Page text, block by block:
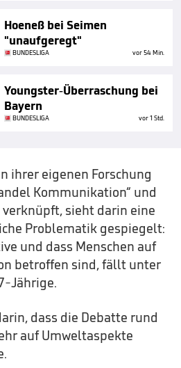
Hoeneß bei Seimen
"unaufgeregt"
BUNDESLIGA vor 54 Min.
Youngster-Überraschung bei
Bayern
BUNDESLIGA vor 1 Std.
ihrer eigenen Forschung
Kommunikation“ und
sieht darin eine
Problematik gespiegelt:
und dass Menschen auf
betroffen sind, fällt unter
Jährige.
dass die Debatte rund
auf Umweltaspekte